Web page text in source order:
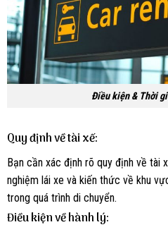
Điều kiện & Thời
Quy định về tài xế:
Bạn cần xác định rõ quy định về tài
nghiệm lái xe và kiến thức về khu
trong quá trình di chuyển.
Điều kiện về hành lý: